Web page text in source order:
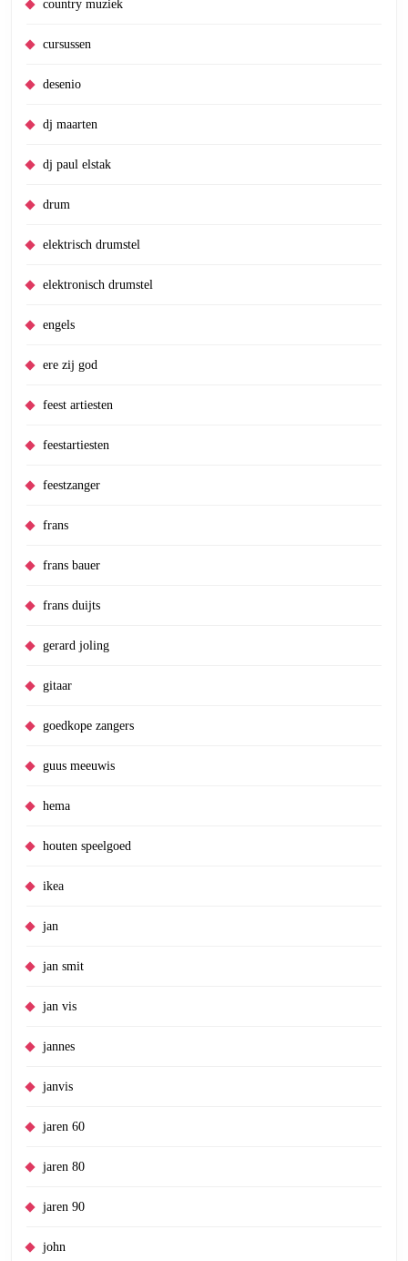
country muziek
cursussen
desenio
dj maarten
dj paul elstak
drum
elektrisch drumstel
elektronisch drumstel
engels
ere zij god
feest artiesten
feestartiesten
feestzanger
frans
frans bauer
frans duijts
gerard joling
gitaar
goedkope zangers
guus meeuwis
hema
houten speelgoed
ikea
jan
jan smit
jan vis
jannes
janvis
jaren 60
jaren 80
jaren 90
john